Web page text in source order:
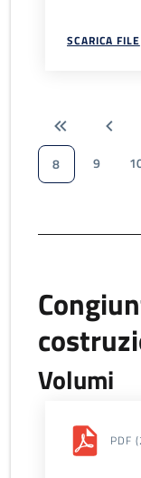
SCARICA FILE
8
9
Volumi
PDF